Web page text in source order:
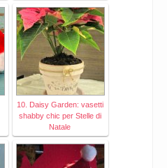
10. Daisy Garden: vasetti
shabby chic per Stelle di
Natale